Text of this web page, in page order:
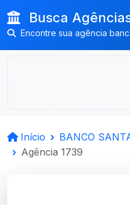
Busca
Encontre sua agência
Início
BANCO
Agência 1739